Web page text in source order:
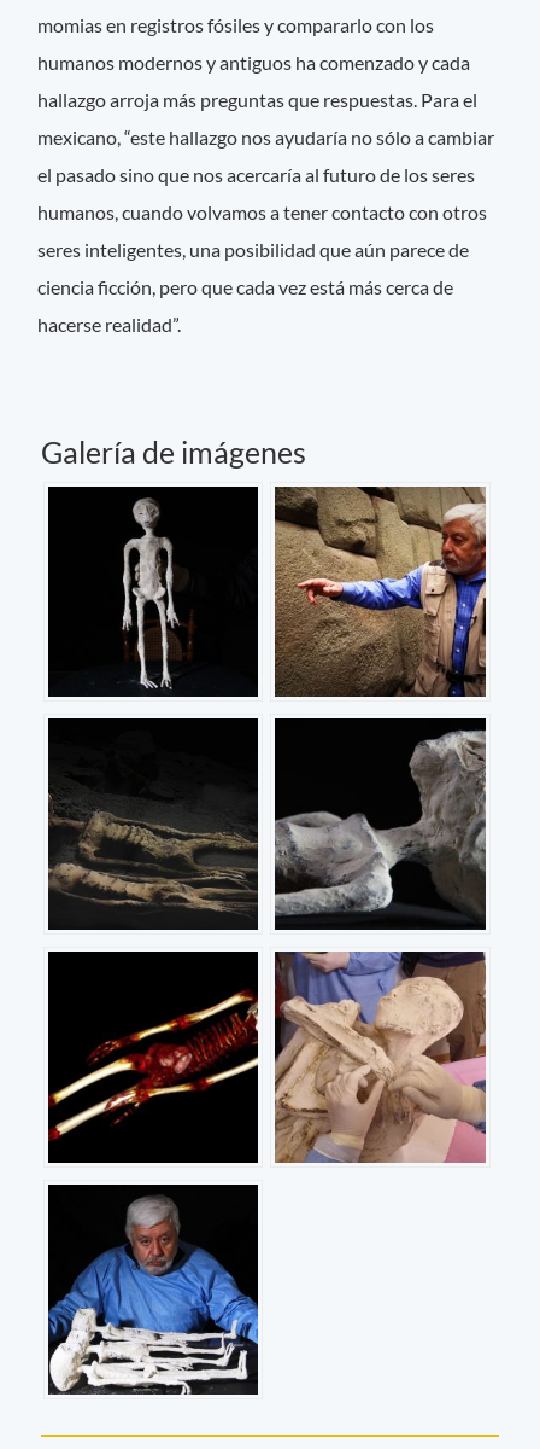
momias en registros fósiles y compararlo con los
humanos modernos y antiguos ha comenzado y cada
hallazgo arroja más preguntas que respuestas. Para el
mexicano, “este hallazgo nos ayudaría no sólo a cambiar
el pasado sino que nos acercaría al futuro de los seres
humanos, cuando volvamos a tener contacto con otros
seres inteligentes, una posibilidad que aún parece de
ciencia ficción, pero que cada vez está más cerca de
hacerse realidad”.
Galería de imágenes